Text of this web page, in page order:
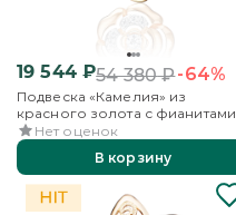
19 544₽54 380₽-64%
Подвеска «Камелия» из
красного золота с фианитами
Нет оценок
В корзину